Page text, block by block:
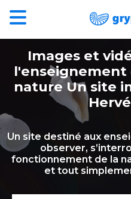
Images et
l'enseignement
nature Un site
Un site destiné aux
observer,
fonctionnement de la
et tout